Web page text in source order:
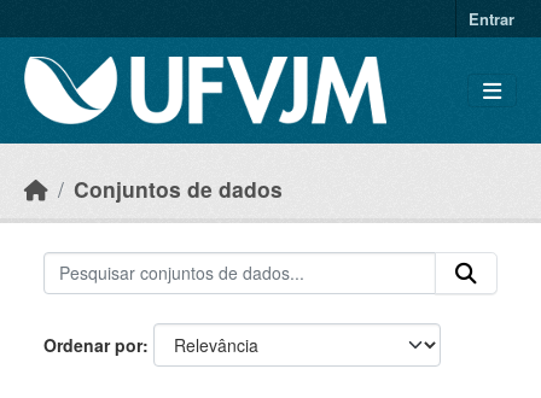
Entrar
Conjuntos de dados
Ordenar por